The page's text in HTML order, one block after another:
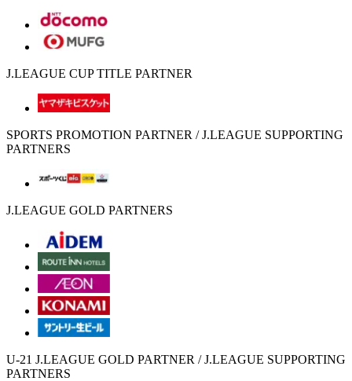
J.LEAGUE CUP TITLE PARTNER
SPORTS PROMOTION PARTNER / J.LEAGUE SUPPORTING
PARTNERS
J.LEAGUE GOLD PARTNERS
U-21 J.LEAGUE GOLD PARTNER / J.LEAGUE SUPPORTING
PARTNERS